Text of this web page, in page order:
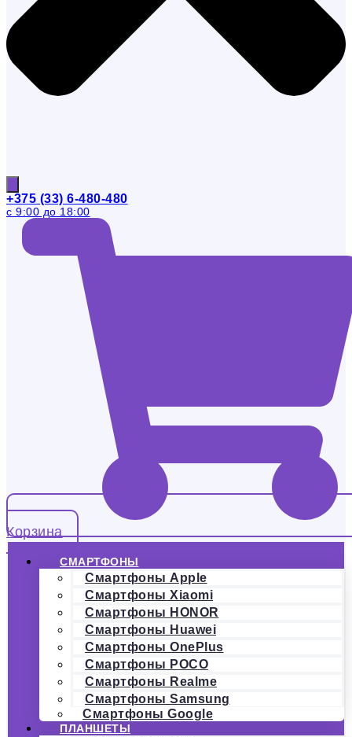
+375 (33) 6-480-480
с 9:00 до 18:00
Корзина
СМАРТФОНЫ
Смартфоны Apple
Смартфоны Xiaomi
Смартфоны HONOR
Смартфоны Huawei
Смартфоны OnePlus
Смартфоны POCO
Смартфоны Realme
Смартфоны Samsung
Смартфоны Google
ПЛАНШЕТЫ